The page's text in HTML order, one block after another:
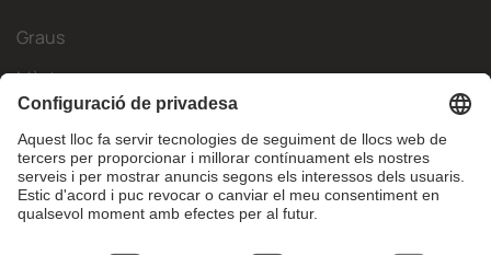
Graus
Màsters
Mobilitat Internacional
Recerca
Empresa